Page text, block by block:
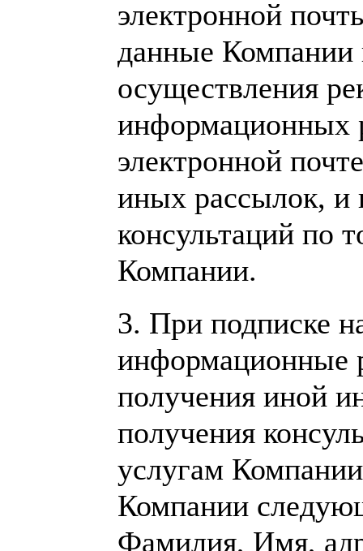
электронной
данные Компании
осуществления
информационных
электронной
иных рассылок, и
консультаций по
Компании.
3. При подписке
информационные
получения иной
получения
услугам
Компании
Фамилия, Имя,